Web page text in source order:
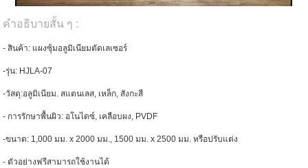
คำอธิบายสั้น ๆ :
- สินค้า: แผงซุ้มอลูมิเนียมตัดเลเซอร์
-รุ่น: HJLA-07
-วัสดุ:อลูมิเนียม. สแตนเลส, เหล็ก, สังกะสี
- การรักษาพื้นผิว: อโนไดซ์, เคลือบผง, PVDF
-ขนาด: 1,000 มม. x 2000 มม., 1500 มม. x 2500 มม. หรือปรับแต่ง
- ตัวอย่างฟรีสามารถใช้งานได้